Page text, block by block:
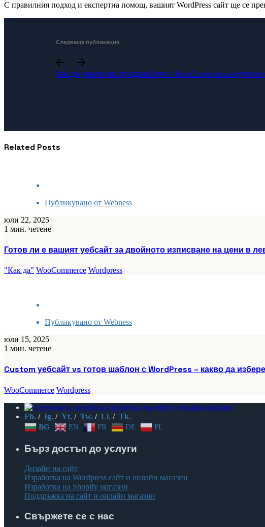
С правилния подход и експертна помощ, вашият WordPress сайт ще се
Следваща публикация
Как да увеличим продажбите с WooCommerce купони
Related Posts
Публикувано от Webness
юли 22, 2025
1 мин. четене
Готов ли е вашият уебсайт за двойното изписване на цени в
"Как да" WooCommerce Wordpress
Публикувано от Webness
юли 15, 2025
1 мин. четене
Custom уебсайт vs готов шаблон с WordPress – какво да
WooCommerce Wordpress
Fb. / Ig. / Yt. / Tw. / Li. / Tk.
BG EN FR DE PL
Бърз достъп до услуги
Дизайн на сайт
Изработка на Wordpress сайт и онлайн магазин
Изработка на Shopify магазин
Поддръжка на сайт и онлайн магазин
Свържете се с нас